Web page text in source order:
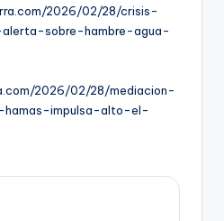
2026/02/28/crisis-
sobre-hambre-agua-
2026/02/28/mediacion-
impulsa-alto-el-